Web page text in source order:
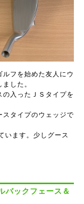
フを始めた友人にウ
した。
入ったＪＳタイプを
スタイプのウェッジで
います。少しグース
ックフェース＆